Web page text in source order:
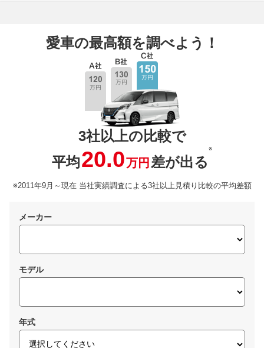
愛車の最高額を調べよう！
3社以上の比較で
平均20.0万円 差が出る
※
※2011年9月～現在 当社実績調査による3社以上見積り比較の平均差額
メーカー
モデル
年式